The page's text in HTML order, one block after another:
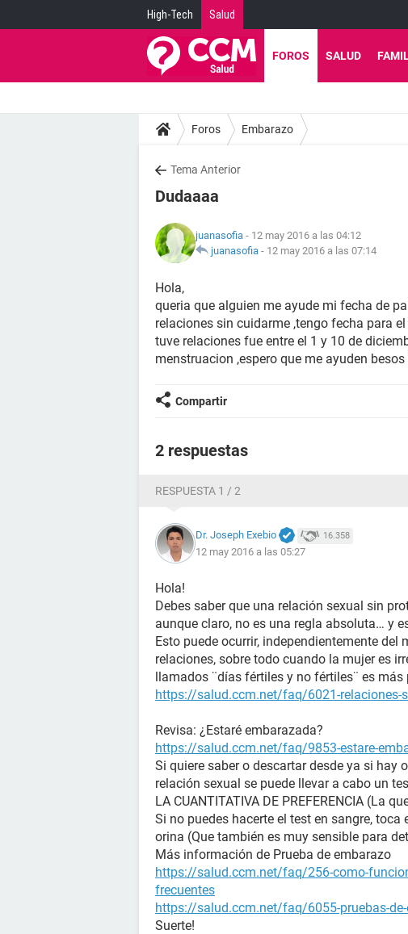
High-Tech Salud
FOROS SALUD
Foros Embarazo
Tema Anterior
Dudaaaa
juanasofia - 12 may 2016 a las 04:12
juanasofia - 12 may 2016 a las 07:14
Hola,
queria que alguien me ayude mi fecha de
relaciones sin cuidarme ,tengo fecha para
tuve relaciones fue entre el 1 y 10 de
menstruacion ,espero que me ayuden besos
Compartir
2 respuestas
RESPUESTA 1 / 2
Dr. Joseph Exebio 16.358
12 may 2016 a las 05:27
Hola!
Debes saber que una relación sexual sin
aunque claro, no es una regla absoluta… y
Esto puede ocurrir, independientemente
relaciones, sobre todo cuando la mujer es
llamados ¨días fértiles y no fértiles¨ es más
https://salud.ccm.net/faq/6021-relaciones-
Revisa: ¿Estaré embarazada?
https://salud.ccm.net/faq/9853-estare-
Si quiere saber o descartar desde ya si hay
relación sexual se puede llevar a cabo un
LA CUANTITATIVA DE PREFERENCIA (La
Si no puedes hacerte el test en sangre,
orina (Que también es muy sensible para
Más información de Prueba de embarazo
https://salud.ccm.net/faq/256-como-
frecuentes
https://salud.ccm.net/faq/6055-pruebas-
Suerte!